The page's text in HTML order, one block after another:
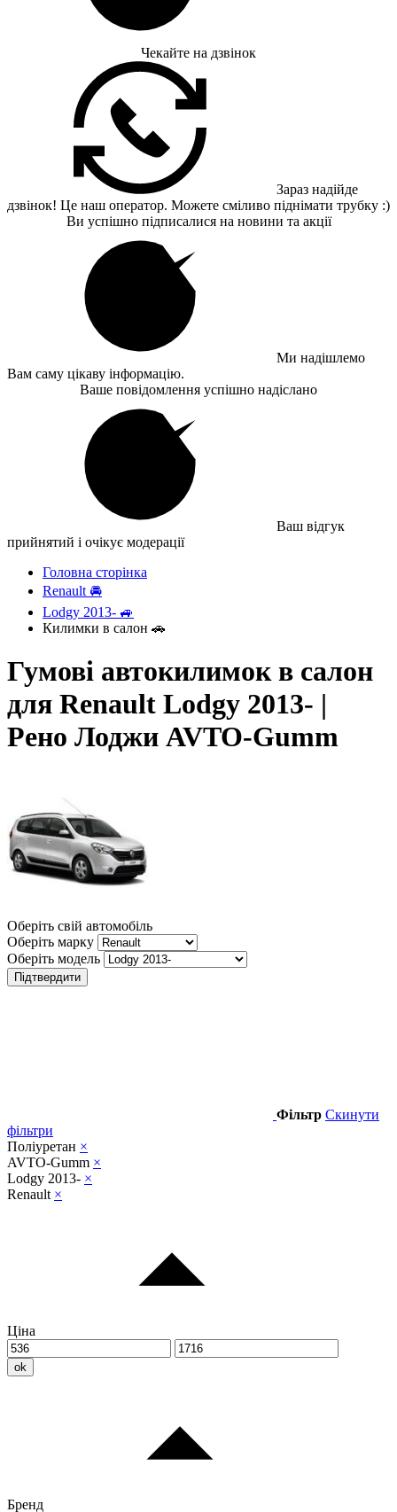
Чекайте на дзвінок
Зараз надійде
дзвінок! Це наш оператор. Можете сміливо піднімати трубку :)
Ви успішно підписалися на новини та акції
Ми надішлемо
Вам саму цікаву інформацію.
Ваше повідомлення успішно надіслано
Ваш відгук
прийнятий і очікує модерації
Головна сторінка
Renault 🚘
Lodgy 2013- 🚙
Килимки в салон 🚗
Гумові автокилимок в салон
для Renault Lodgy 2013- |
Рено Лоджи AVTO-Gumm
Оберіть свій автомобіль
Оберіть марку
Оберіть модель
Підтвердити
Фільтр Скинути
фільтри
Поліуретан ×
AVTO-Gumm ×
Lodgy 2013- ×
Renault ×
Ціна
ok
Бренд